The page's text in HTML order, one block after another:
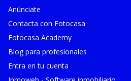
Anúnciate
Contacta con Fotocasa
Fotocasa Academy
Blog para profesionales
Entra en tu cuenta